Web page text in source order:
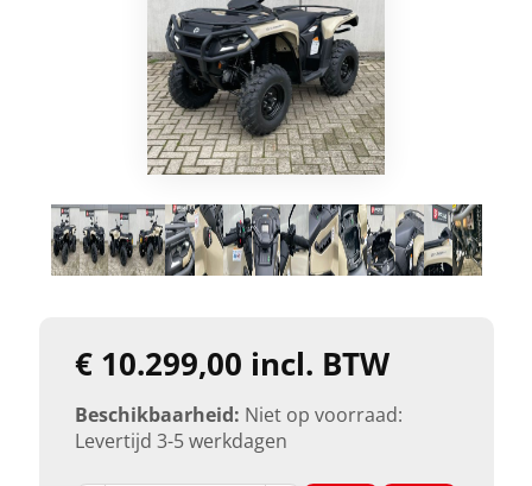
€ 10.299,00 incl. BTW
Beschikbaarheid: Niet op voorraad:
Levertijd 3-5 werkdagen